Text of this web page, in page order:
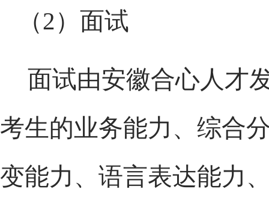
（2）面试
面试由安徽合心人才
考生的业务能力、综合
变能力、语言表达能力